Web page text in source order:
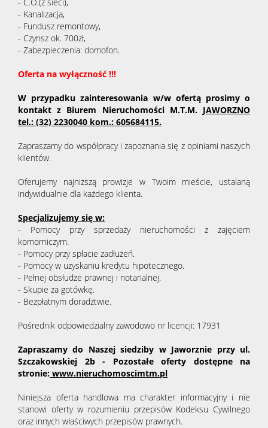
- C.O.(z sieci),
- Kanalizacja,
- Fundusz remontowy,
- Czynsz ok. 700zł,
- Zabezpieczenia: domofon.
Oferta na wyłączność !!!
W przypadku zainteresowania w/w ofertą prosimy o
kontakt z Biurem Nieruchomości M.T.M. JAWORZNO
tel.: (32) 2230040 kom.: 605684115.
Zapraszamy do współpracy i zapoznania się z opiniami naszych
klientów.
Oferujemy najniższą prowizje w Twoim mieście, ustalaną
indywidualnie dla każdego klienta.
Specjalizujemy się w:
- Pomocy przy sprzedaży nieruchomości z zajęciem
komorniczym.
- Pomocy przy spłacie zadłużeń.
- Pomocy w uzyskaniu kredytu hipotecznego.
- Pełnej obsłudze prawnej i notarialnej.
- Skupie za gotówkę.
- Bezpłatnym doradztwie.
Pośrednik odpowiedzialny zawodowo nr licencji: 17931
Zapraszamy do Naszej siedziby w Jaworznie przy ul.
Szczakowskiej 2b - Pozostałe oferty dostępne na
stronie: www.nieruchomoscimtm.pl
Niniejsza oferta handlowa ma charakter informacyjny i nie
stanowi oferty w rozumieniu przepisów Kodeksu Cywilnego
oraz innych właściwych przepisów prawnych.